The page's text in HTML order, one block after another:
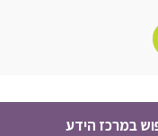
במרכז הידע